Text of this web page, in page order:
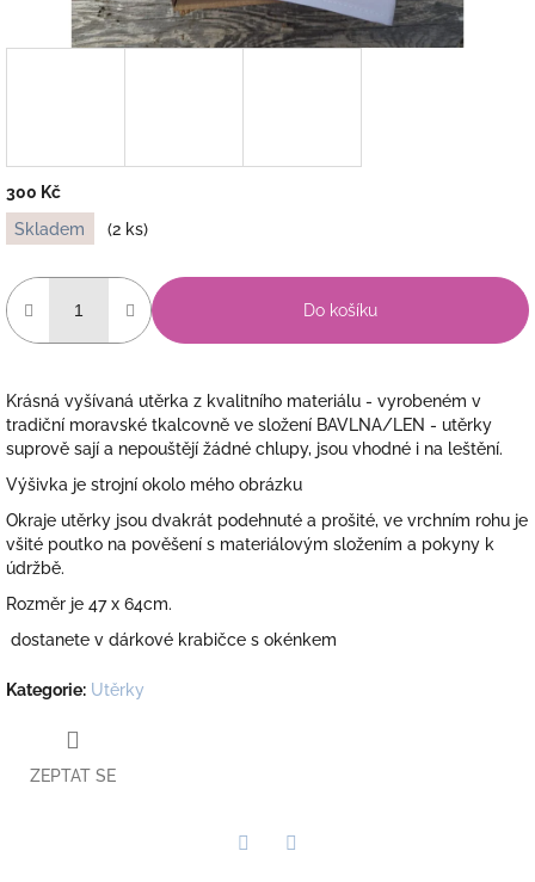
300 Kč
Měrná
cena:
Skladem (2 ks)
Do košíku
Krásná vyšívaná utěrka z kvalitního materiálu - vyrobeném v
tradiční moravské tkalcovně ve složení BAVLNA/LEN - utěrky
suprově sají a nepouštějí žádné chlupy, jsou vhodné i na leštění.
Výšivka je strojní okolo mého obrázku
Okraje utěrky jsou dvakrát podehnuté a prošité, ve vrchním rohu je
všité poutko na pověšení s materiálovým složením a pokyny k
údržbě.
Rozměr je 47 x 64cm.
dostanete v dárkové krabičce s okénkem
Kategorie: Utěrky
ZEPTAT SE